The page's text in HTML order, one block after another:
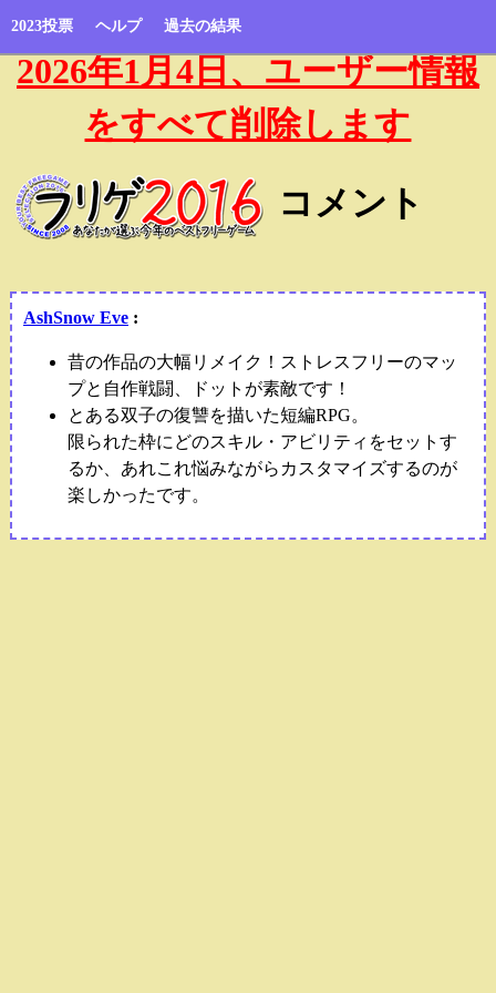
2023投票 ヘルプ 過去の結果
2026年1月4日、ユーザー情報
をすべて削除します
コメント
AshSnow Eve:
昔の作品の大幅リメイク！ストレスフリーのマッ
プと自作戦闘、ドットが素敵です！
とある双子の復讐を描いた短編RPG。
限られた枠にどのスキル・アビリティをセットす
るか、あれこれ悩みながらカスタマイズするのが
楽しかったです。